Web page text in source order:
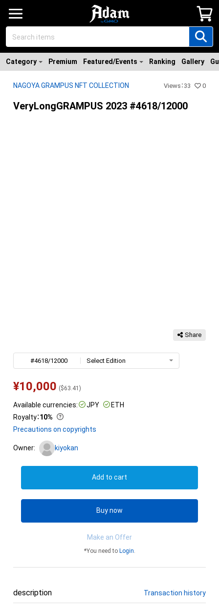
Category Premium Featured/Events Ranking Gallery
NAGOYA GRAMPUS NFT COLLECTION Views ： 33 0
VeryLongGRAMPUS 2023 #4618/12000
Share
#4618/12000 Select Edition
¥10,000 ($63.41 )
Available currencies: JPY
ETH
Royalty：10%
Precautions on copyrights
Owner: kiyokan
Add to cart
Buy now
Make an Offer
*You need to Login.
description Transaction history